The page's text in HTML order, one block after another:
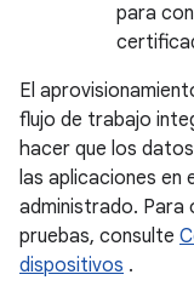
para
El
flujo de trabajo
hacer que los
las aplicaciones en
administrado. Para
pruebas, consulte
dispositivos .